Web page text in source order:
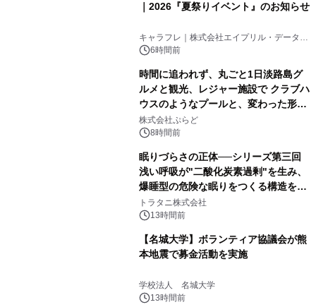
｜2026『夏祭りイベント』のお知らせ
キャラフレ｜株式会社エイプリル・データ・
デザインズ
6時間前
時間に追われず、丸ごと1日淡路島グ
ルメと観光、レジャー施設で クラブハ
ウスのようなプールと、変わった形の
サウナも 「THE BOXY AWAJI」のお
得な素泊まり連泊プランで
株式会社ぷらど
8時間前
眠りづらさの正体──シリーズ第三回
浅い呼吸が"二酸化炭素過剰"を生み、
爆睡型の危険な眠りをつくる構造を解
説
トラタニ株式会社
13時間前
【名城大学】ボランティア協議会が熊
本地震で募金活動を実施
学校法人 名城大学
13時間前